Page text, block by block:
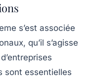
s’est associée
qu’il s’agisse
sont essentielles